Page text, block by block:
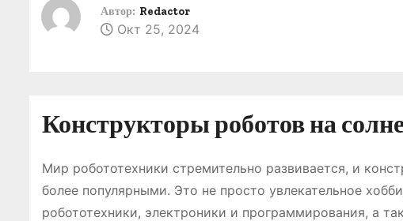
Автор: Redactor
Окт 25, 2024
Конструкторы роботов на
Мир робототехники стремительно развивается, и
более популярными․ Это не просто увлекательное
робототехники, электроники и программирования, а